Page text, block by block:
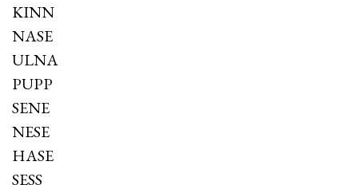
KINN
NASE
ULNA
PUPP
SENE
NESE
HASE
SESS